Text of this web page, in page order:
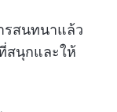
รสนทนาแล้ว
สนุกและให้